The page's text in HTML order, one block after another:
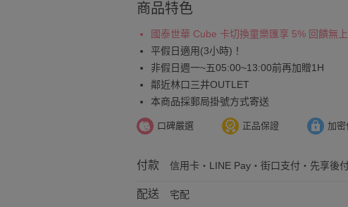
商品特色
國泰世華 Cube 卡切換童樂匯享 5% 回饋無
平假日適用(3小時)！
非假日週一~五05:00~13:00前再加贈1H
鄰近林口三井OUTLET
本商品採郵局掛號方式寄送
口碑嚴選 正品保證 加密
付款 信用卡・LINE Pay・街口支付・先享後
配送 宅配